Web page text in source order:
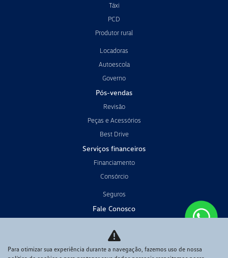
Táxi
PCD
Produtor rural
Locadoras
Autoescola
Governo
Pós-vendas
Revisão
Peças e Acessórios
Best Drive
Serviços financeiros
Financiamento
Consórcio
Seguros
Fale Conosco
Contato
Trabalhe conosco
Para otimizar sua experiência durante a navegação, fazemos uso de nossa